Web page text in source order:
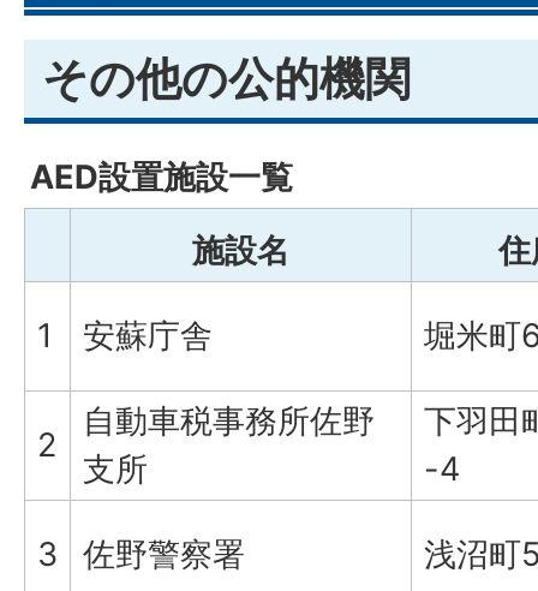
その他の公的機関
AED設置施設一覧
施設名
住
1 安蘇庁舎 堀米町
2
自動車税事務所佐野
支所
下羽田
-4
3 佐野警察署 浅沼町